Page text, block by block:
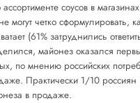
соусов в
могут четко сформулировать,
(61% затруднились
майонез оказался
по мнению российских
Практически 1/10 россиян
в продаже.